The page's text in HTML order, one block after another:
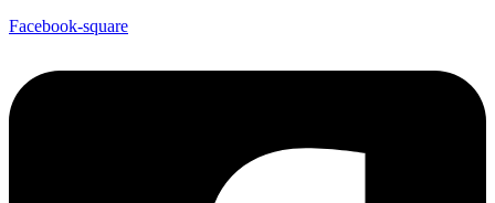
Facebook-square